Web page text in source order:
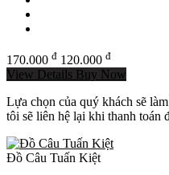
170.000 đ 120.000 đ
View Details Buy Now
Lựa chọn của quý khách sẽ
tôi sẽ liên hệ lại khi thanh toán
Đồ Câu Tuấn Kiệt